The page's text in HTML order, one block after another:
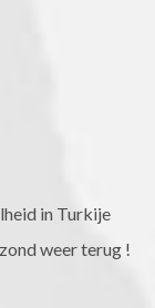
in Turkije
weer terug !